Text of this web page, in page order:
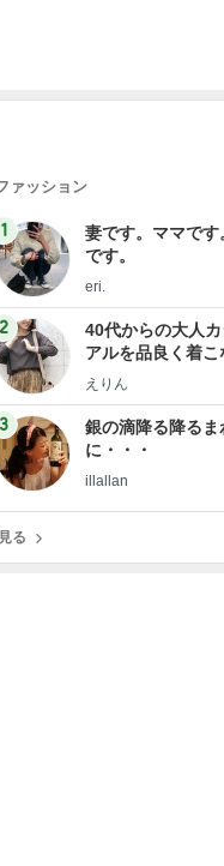
ァッション
1
妻です。ママです
です。
eri.
2
40代からの大人
アルを品良く着こ
ファッションブロ
えりん
3
銀の滴降る降るま
に・・・
illallan
る